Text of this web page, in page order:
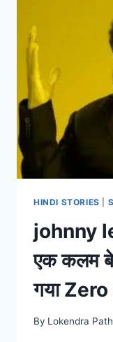
HINDI STORIES
johnny
एक कलम
गया
By Lokendra